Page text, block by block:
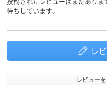
待ちしています。
レ
レビュー